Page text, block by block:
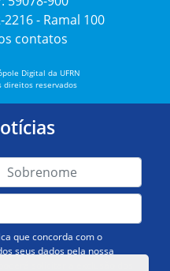
- Ramal 100
contatos
Digital da UFRN
direitos reservados
que concorda com o
seus dados pela nossa